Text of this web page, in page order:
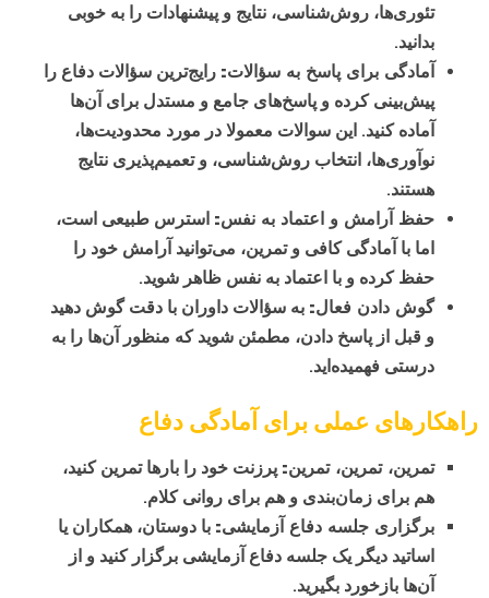
تئوری‌ها، روش‌شناسی، نتایج و پیشنهادات را به خوبی
بدانید.
آمادگی برای پاسخ به سؤالات: رایج‌ترین سؤالات دفاع را
پیش‌بینی کرده و پاسخ‌های جامع و مستدل برای آن‌ها
آماده کنید. این سوالات معمولا در مورد محدودیت‌ها،
نوآوری‌ها، انتخاب روش‌شناسی، و تعمیم‌پذیری نتایج
هستند.
حفظ آرامش و اعتماد به نفس: استرس طبیعی است،
اما با آمادگی کافی و تمرین، می‌توانید آرامش خود را
حفظ کرده و با اعتماد به نفس ظاهر شوید.
گوش دادن فعال: به سؤالات داوران با دقت گوش دهید
و قبل از پاسخ دادن، مطمئن شوید که منظور آن‌ها را به
درستی فهمیده‌اید.
راهکارهای عملی برای آمادگی دفاع
تمرین، تمرین، تمرین: پرزنت خود را بارها تمرین کنید،
هم برای زمان‌بندی و هم برای روانی کلام.
برگزاری جلسه دفاع آزمایشی: با دوستان، همکاران یا
اساتید دیگر یک جلسه دفاع آزمایشی برگزار کنید و از
آن‌ها بازخورد بگیرید.